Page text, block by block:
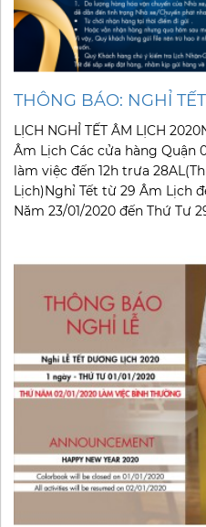
THÔNG BÁO: NGHỈ
LỊCH NGHỈ TẾT ÂM LỊCH
Âm Lịch Các cửa hàng Quận
làm việc đến 12h trưa
Lịch)Nghỉ Tết từ 29 Âm Lịch
Năm 23/01/2020 đến Thứ Tư